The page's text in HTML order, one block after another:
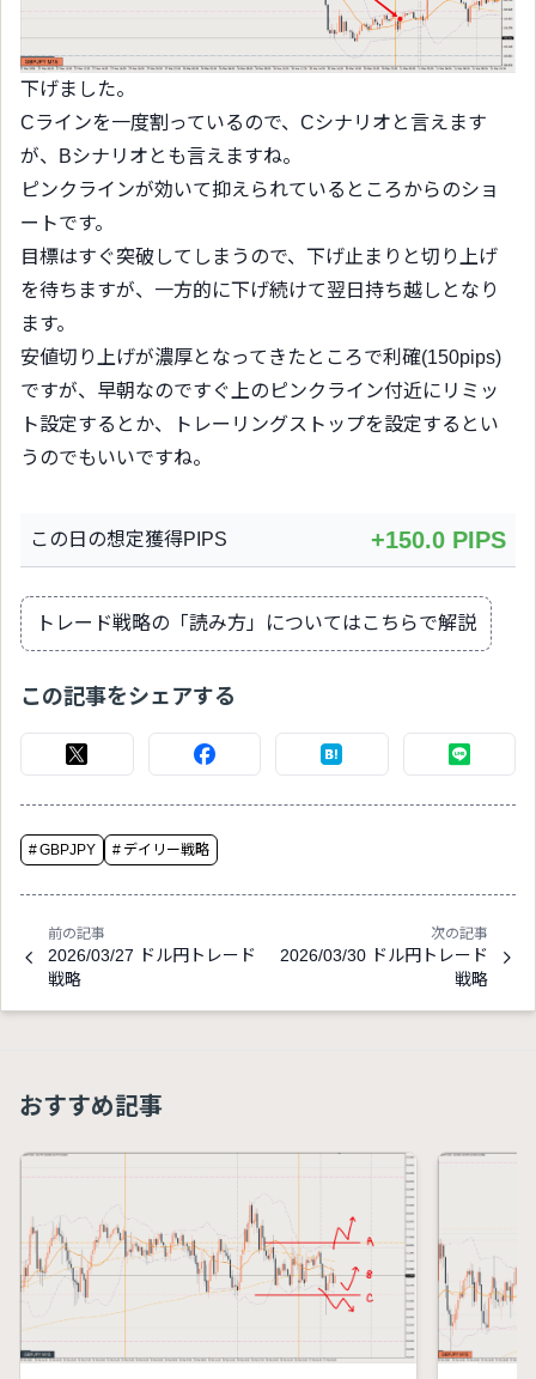
下げました。
Cラインを一度割っているので、Cシナリオと言えます
が、Bシナリオとも言えますね。
ピンクラインが効いて抑えられているところからのショ
ートです。
目標はすぐ突破してしまうので、下げ止まりと切り上げ
を待ちますが、一方的に下げ続けて翌日持ち越しとなり
ます。
安値切り上げが濃厚となってきたところで利確(150pips)
ですが、早朝なのですぐ上のピンクライン付近にリミッ
ト設定するとか、トレーリングストップを設定するとい
うのでもいいですね。
この日の想定獲得PIPS +150.0 PIPS
トレード戦略の「読み方」についてはこちらで解説
この記事をシェアする
#GBPJPY # デイリー戦略
前の記事
2026/03/27 ドル円トレード
戦略
次の記事
2026/03/30 ドル円トレード
戦略
おすすめ記事